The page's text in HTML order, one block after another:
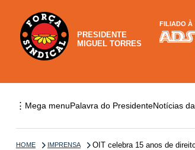
PRESIDENTE
MIGUEL TORRES
FILIADO À
⋮ Mega menuPalavra do PresidenteNotícias
HOME IMPRENSA OIT celebra 15 anos de